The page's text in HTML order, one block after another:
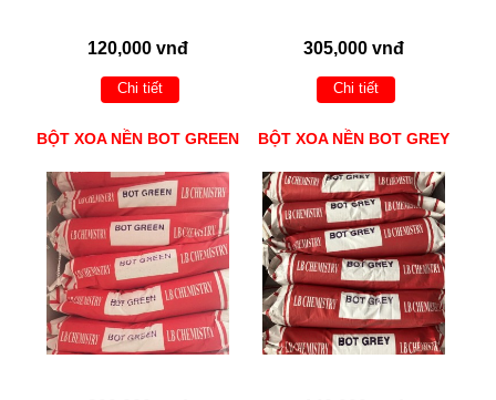
120,000 vnđ
Chi tiết
305,000 vnđ
Chi tiết
BỘT XOA NỀN BOT GREEN BỘT XOA NỀN BOT GREY